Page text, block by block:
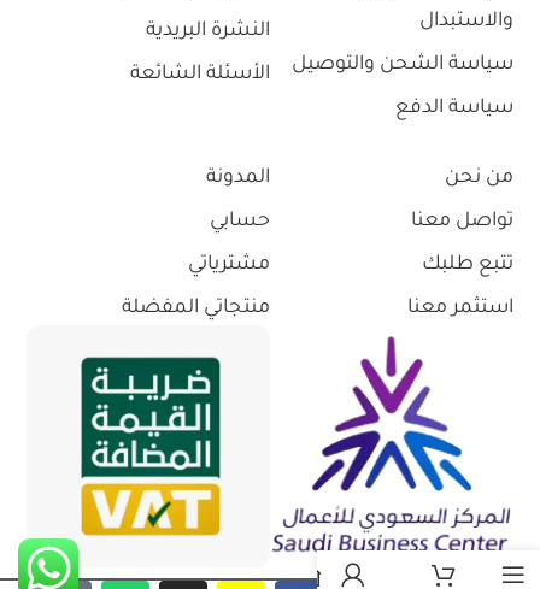
والاستبدال
سياسة الشحن والتوصيل
سياسة الدفع
النشرة البريدية
الأسئلة الشائعة
من نحن
تواصل معنا
تتبع طلبك
استثمر معنا
المدونة
حسابي
مشترياتي
منتجاتي المفضلة